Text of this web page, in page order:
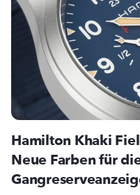
Hamilton Khaki
Neue Farben für